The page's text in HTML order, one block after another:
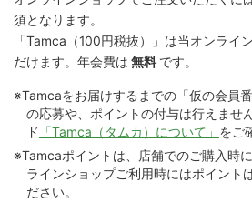
須となります。
「Tamca （100円税抜）
」は当オンライ
だけます。 年会費は 無料 です。
※Tamcaをお届けするまでの「仮の会員
の応募や、ポイントの付与は⾏えませ
ド 「Tamca（タムカ）について」 をご
※Tamcaポイントは、店舗でのご購⼊時
ラインショップご利用時にはポイント
ださい。